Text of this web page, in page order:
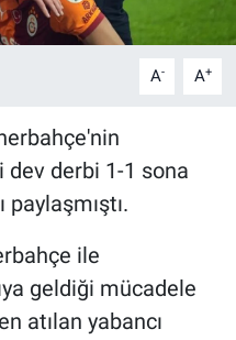
A- A+
dev derbi 1-1 sona
ile
geldiği mücadele
atılan yabancı